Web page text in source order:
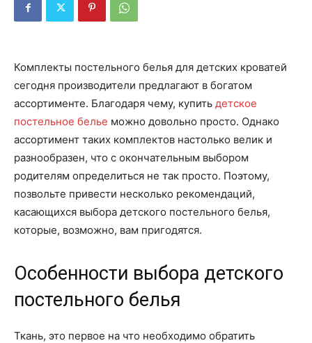
Комплекты постельного белья для детских кроватей
сегодня производители предлагают в богатом
ассортименте. Благодаря чему, купить детское
постельное белье можно довольно просто. Однако
ассортимент таких комплектов настолько велик и
разнообразен, что с окончательным выбором
родителям определиться не так просто. Поэтому,
позвольте привести несколько рекомендаций,
касающихся выбора детского постельного белья,
которые, возможно, вам пригодятся.
Особенности выбора детского
постельного белья
Ткань, это первое на что необходимо обратить